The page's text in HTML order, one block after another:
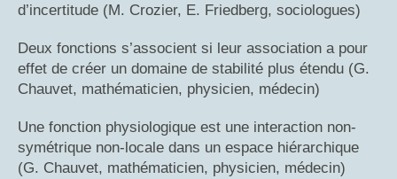
d’incertitude (M. Crozier, E. Friedberg, sociologues)
Deux fonctions s’associent si leur association a pour
effet de créer un domaine de stabilité plus étendu (G.
Chauvet, mathématicien, physicien, médecin)
Une fonction physiologique est une interaction non-
symétrique non-locale dans un espace hiérarchique
(G. Chauvet, mathématicien, physicien, médecin)